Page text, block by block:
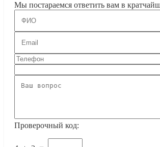
Мы постараемся ответить вам в
Проверочный код: